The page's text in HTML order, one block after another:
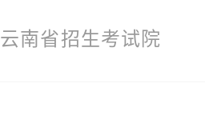
云南省招生考试院